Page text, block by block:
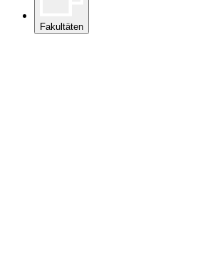
Fakultäten